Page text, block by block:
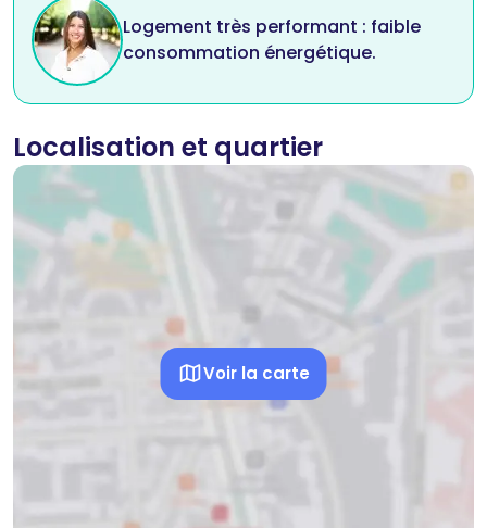
Logement très performant : faible
consommation énergétique.
Localisation et quartier
Voir la carte